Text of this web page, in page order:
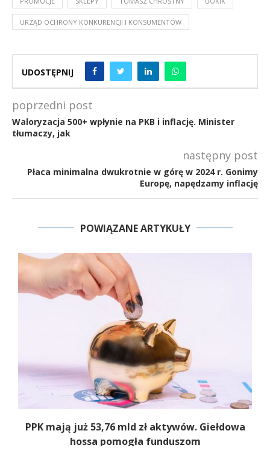
URZĄD OCHRONY KONKURENCJI I KONSUMENTÓW
UDOSTĘPNIJ
poprzedni post
Waloryzacja 500+ wpłynie na PKB i inflację. Minister
tłumaczy, jak
następny post
Płaca minimalna dwukrotnie w górę w 2024 r. Gonimy
Europę, napędzamy inflację
POWIĄZANE ARTYKUŁY
PPK mają już 53,76 mld zł aktywów. Giełdowa
hossa pomogła funduszom